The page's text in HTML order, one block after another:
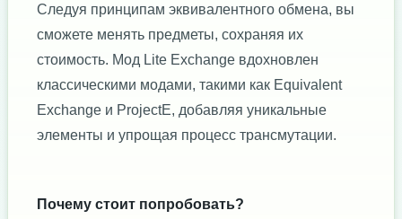
Следуя принципам эквивалентного обмена, вы
сможете менять предметы, сохраняя их
стоимость. Мод Lite Exchange вдохновлен
классическими модами, такими как Equivalent
Exchange и ProjectE, добавляя уникальные
элементы и упрощая процесс трансмутации.
Почему стоит попробовать?